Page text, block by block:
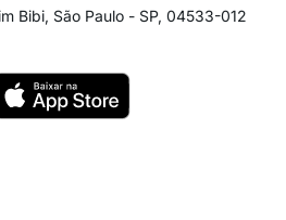
Bibi, São Paulo - SP, 04533-012